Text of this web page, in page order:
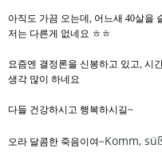
아직도 가끔 오는데, 어느새 40살을
저는 다른게 없네요 ㅎㅎ
요즘엔 결정론을 신봉하고 있고, 시
생각 많이 하네요
다들 건강하시고 행복하시길~
오라 달콤한 죽음이여~Komm,